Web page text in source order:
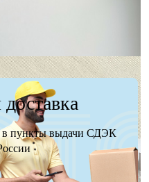
в пункты выдачи СДЭК